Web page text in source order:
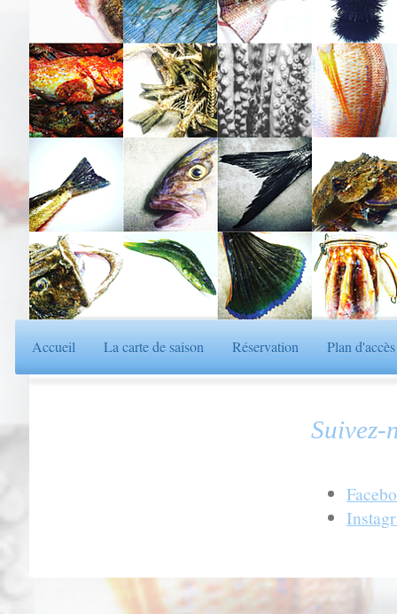
Accueil La carte de saison Réservation Plan d'accès
Suivez-